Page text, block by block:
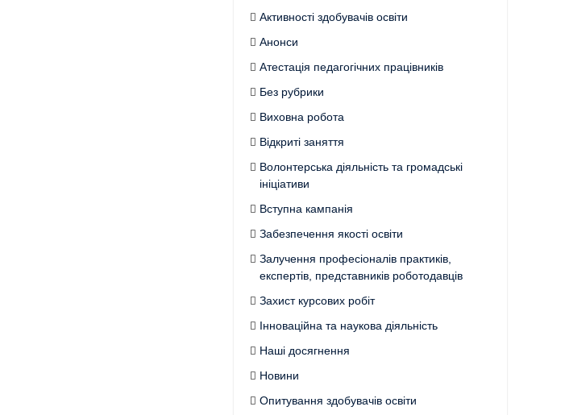
Активності здобувачів освіти
Анонси
Атестація педагогічних працівників
Без рубрики
Виховна робота
Відкриті заняття
Волонтерська діяльність та громадські
ініціативи
Вступна кампанія
Забезпечення якості освіти
Залучення професіоналів практиків,
експертів, представників роботодавців
Захист курсових робіт
Інноваційна та наукова діяльність
Наші досягнення
Новини
Опитування здобувачів освіти